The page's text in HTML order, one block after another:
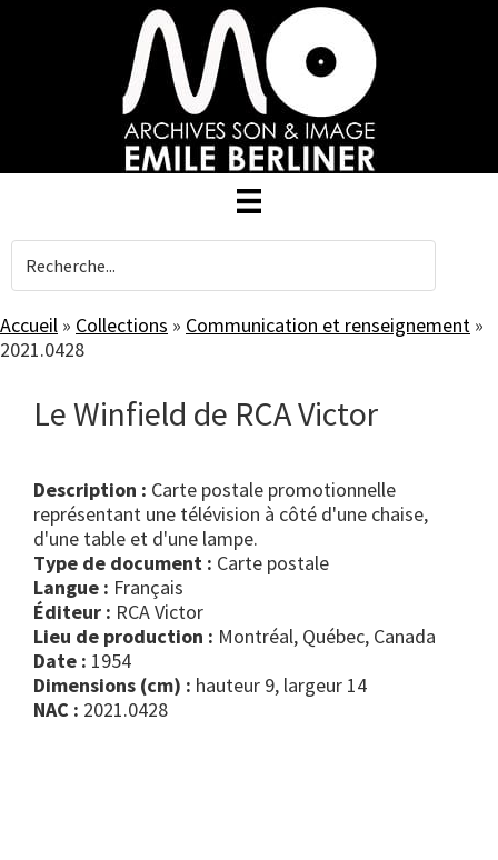
Accueil » Collections » Communication et renseignement »
2021.0428
Le Winfield de RCA Victor
Description : Carte postale promotionnelle
représentant une télévision à côté d'une chaise,
d'une table et d'une lampe.
Type de document :
carte postale
Langue : Français
Éditeur : RCA Victor
Lieu de production : Montréal, Québec, Canada
Date : 1954
Dimensions (cm) : hauteur 9, largeur 14
NAC : 2021.0428